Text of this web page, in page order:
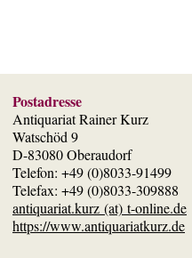
Postadresse
Antiquariat Rainer Kurz
Watschöd 9
D-83080 Oberaudorf
Telefon: +49 (0)8033-91499
Telefax: +49 (0)8033-309888
antiquariat.kurz (at) t-online.de
https://www.antiquariatkurz.de